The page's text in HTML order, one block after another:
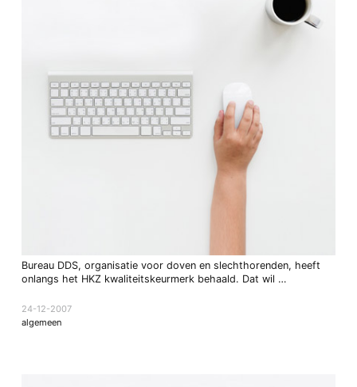
Bureau DDS, organisatie voor doven en slechthorenden, heeft
onlangs het HKZ kwaliteitskeurmerk behaald. Dat wil …
24-12-2007
algemeen